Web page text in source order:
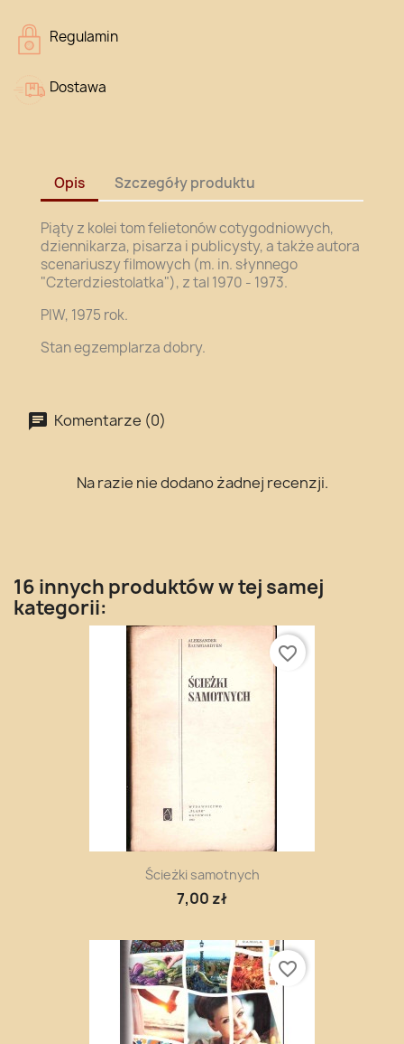
Regulamin
Dostawa
Opis Szczegóły produktu
Piąty z kolei tom felietonów cotygodniowych,
dziennikarza, pisarza i publicysty, a także autora
scenariuszy filmowych (m. in. słynnego
"Czterdziestolatka"), z tal 1970 - 1973.
PIW, 1975 rok.
Stan egzemplarza dobry.
Komentarze (0)
Na razie nie dodano żadnej recenzji.
16 innych produktów w tej samej
kategorii:
Ścieżki samotnych
7,00 zł
favorite_border
favorite_border